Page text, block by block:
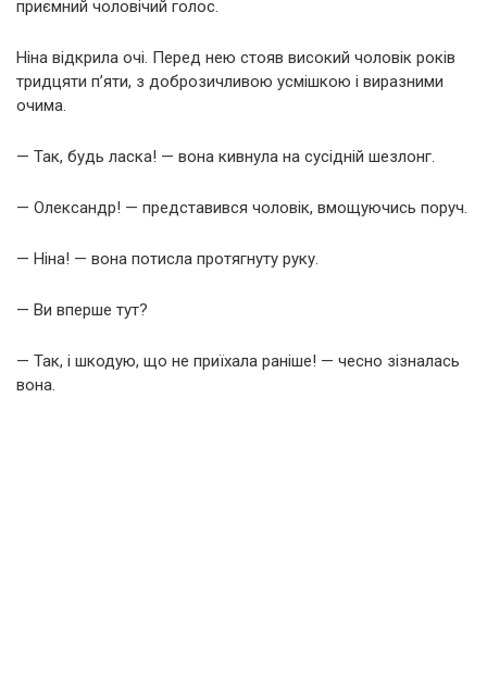
приємний чоловічий голос.
Ніна відкрила очі. Перед нею стояв високий чоловік років
тридцяти п’яти, з доброзичливою усмішкою і виразними
очима.
— Так, будь ласка! — вона кивнула на сусідній шезлонг.
— Олександр! — представився чоловік, вмощуючись поруч.
— Ніна! — вона потисла протягнуту руку.
— Ви вперше тут?
— Так, і шкодую, що не приїхала раніше! — чесно зізналась
вона.